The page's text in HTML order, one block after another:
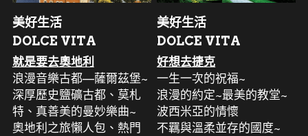
美好生活
DOLCE VITA
就是要去奧地利
浪漫音樂古都—薩爾茲堡~
深厚歷史鹽礦古都、莫札
特、真善美的曼妙樂曲~
奧地利之旅懶人包、熱門
美好生活
DOLCE VITA
好想去捷克
一生一次的祝福~
浪漫的約定~最美的教堂~
波西米亞的情懷
不羈與溫柔並存的國度~